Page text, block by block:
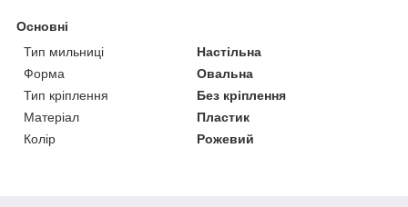
Основні
Тип мильниці
Настільна
Форма
Овальна
Тип кріплення
Без кріплення
Матеріал
Пластик
Колір
Рожевий